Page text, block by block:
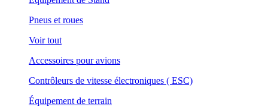
Pneus et roues
Voir tout
Accessoires pour avions
Contrôleurs de vitesse électroniques ( ESC)
Équipement de terrain